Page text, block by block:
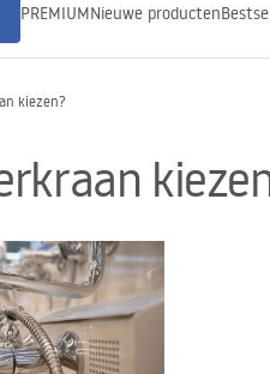
PREMIUMNieuwe producten
kiezen?